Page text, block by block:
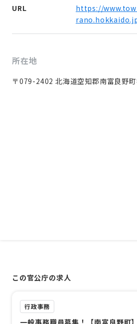
URL
https://
所在地
〒079-2402 北海道空知郡南富良野
この官公庁の求人
行政事務
一般事務職員募集！【南富良野